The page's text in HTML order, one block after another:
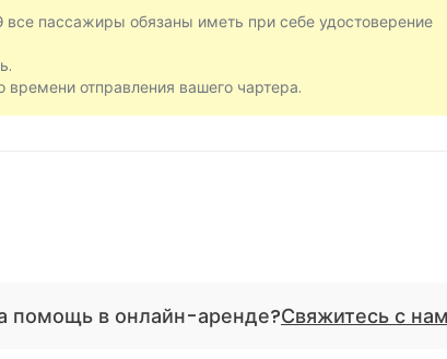
пассажиры обязаны иметь при себе удостоверение
времени отправления вашего чартера.
помощь в онлайн-аренде?Свяжитесь с